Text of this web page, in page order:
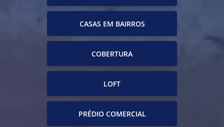
CASAS EM BAIRROS
COBERTURA
LOFT
PRÉDIO COMERCIAL